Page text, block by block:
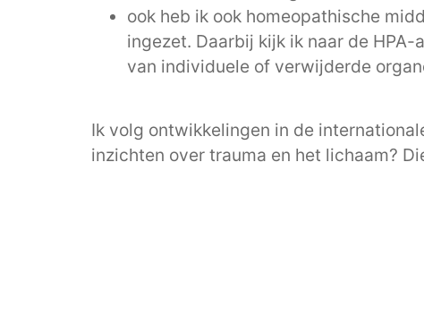
ook heb ik ook homeopathische
ingezet. Daarbij kijk ik naar de
van individuele of verwijderde
Ik volg ontwikkelingen in de
inzichten over trauma en het lichaam?